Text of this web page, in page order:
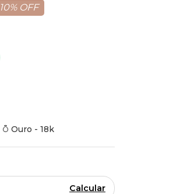
10% OFF
Ouro - 18k
Calcular